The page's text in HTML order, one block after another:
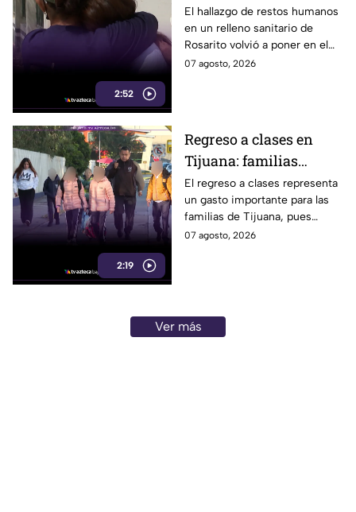
2:52
detienen: hallazgo de
restos humanos
reaviva la
preocupación
El hallazgo de restos humanos
en un relleno sanitario de
Rosarito volvió a poner en el
centro la labor de las madres
07 agosto, 2026
2:19
Regreso a clases en
Tijuana: familias
podrían gastar hasta 5
mil pesos en uniformes
y calzado
El regreso a clases representa
un gasto importante para las
familias de Tijuana, pues
uniformes y calzado pueden
07 agosto, 2026
Ver más